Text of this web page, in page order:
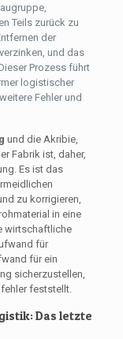
Teils zurück zu
der
und das
Prozess führt
logistischer
Fehler und
und die Akribie,
Fabrik ist, daher,
Es ist das
zu korrigieren,
in eine
wirtschaftliche
für
für ein
sicherzustellen,
feststellt.
Das letzte